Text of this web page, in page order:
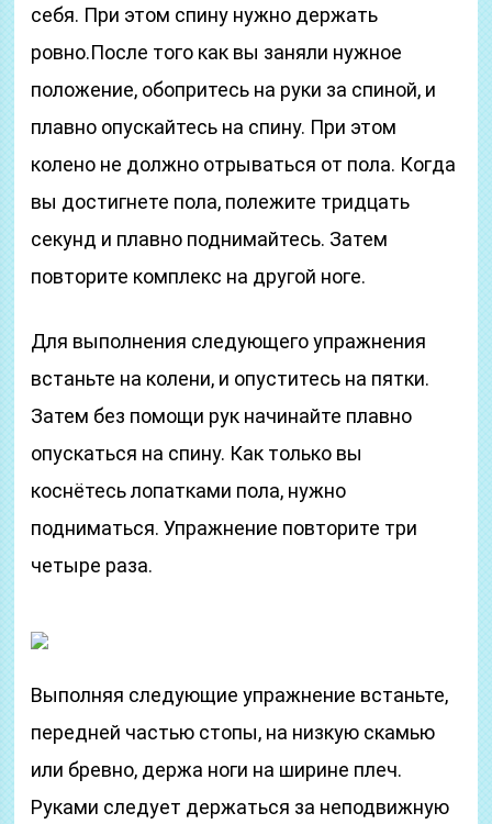
себя. При этом спину нужно держать
ровно.После того как вы заняли нужное
положение, обопритесь на руки за спиной, и
плавно опускайтесь на спину. При этом
колено не должно отрываться от пола. Когда
вы достигнете пола, полежите тридцать
секунд и плавно поднимайтесь. Затем
повторите комплекс на другой ноге.
Для выполнения следующего упражнения
встаньте на колени, и опуститесь на пятки.
Затем без помощи рук начинайте плавно
опускаться на спину. Как только вы
коснётесь лопатками пола, нужно
подниматься. Упражнение повторите три
четыре раза.
Выполняя следующие упражнение встаньте,
передней частью стопы, на низкую скамью
или бревно, держа ноги на ширине плеч.
Руками следует держаться за неподвижную